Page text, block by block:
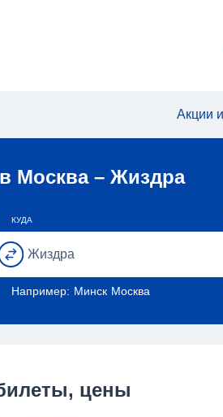
Акции
Москва – Жиздра
КУДА
Например: Минск Москва
цены